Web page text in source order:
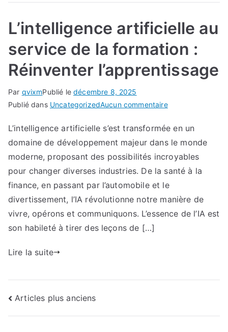
L’intelligence artificielle au
service de la formation :
Réinventer l’apprentissage
Par qvixmPublié ledécembre 8, 2025
Publié dans UncategorizedAucun commentairesur
artificielle
au
service
de
:
Réinventer
L’intelligence artificielle s’est transformée en un
domaine de développement majeur dans le monde
moderne, proposant des possibilités incroyables
pour changer diverses industries. De la santé à la
finance, en passant par l’automobile et le
divertissement, l’IA révolutionne notre manière de
vivre, opérons et communiquons. L’essence de l’IA est
son habileté à tirer des leçons de […]
Lire la suite
Navigation
des
Articles plus anciens